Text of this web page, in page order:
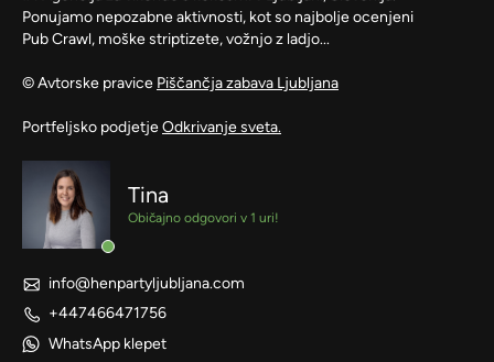
Ponujamo nepozabne aktivnosti, kot so najbolje ocenjeni
Pub Crawl, moške striptizete, vožnjo z ladjo...
© Avtorske pravice Piščančja zabava Ljubljana
Portfeljsko podjetjeOdkrivanje sveta.
Tina
Običajno odgovori v 1 uri!
info@henpartyljubljana.com
+447466471756
WhatsApp klepet